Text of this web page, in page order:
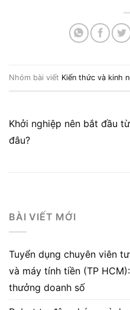
Nhóm bài viết Kiến thức và kinh
Khởi nghiệp nên bắt đầu từ
đâu?
BÀI VIẾT MỚI
Tuyển dụng chuyên viên
và máy tính tiền (TP
thưởng doanh số